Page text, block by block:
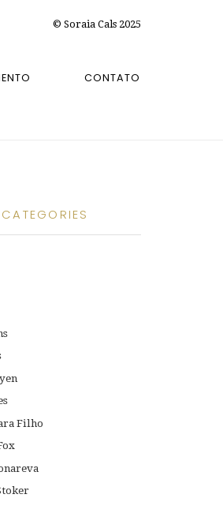
© Soraia Cals 2025
CONTATO
CATEGORIES
Filho